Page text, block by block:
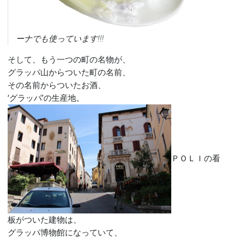
ーナでも使っています!!!
そして、もう一つの町の名物が、
グラッパ山からついた町の名前、
その名前からついたお酒、
‘グラッパ’の生産地。
ＰＯＬＩの看
板がついた建物は、
グラッパ博物館になっていて、